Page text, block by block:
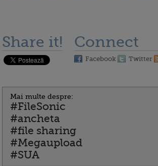
Share it! Connect
Facebook Twitter
Mai multe despre:
#FileSonic
#ancheta
#file sharing
#Megaupload
#SUA